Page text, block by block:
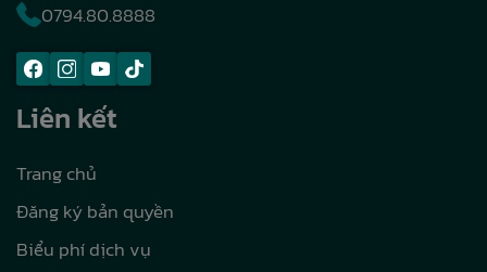
0794.80.8888
Liên kết
Trang chủ
Đăng ký bản quyền
Biểu phí dịch vụ